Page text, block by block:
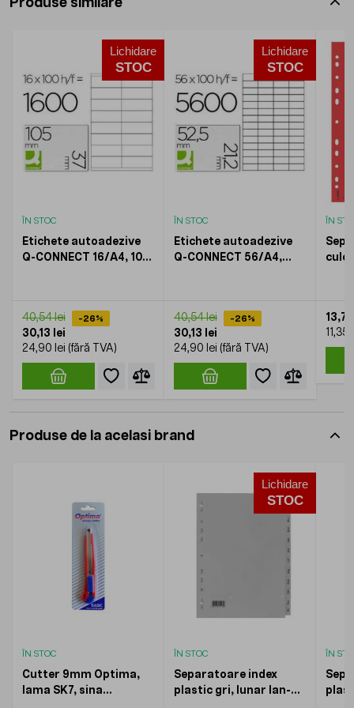
Produse similare
Lichidare
STOC
ÎN STOC
Etichete autoadezive
Q-CONNECT 16/A4, 105
40,54 lei -26%
30,13 lei
24,90 lei
Lichidare
STOC
ÎN STOC
Etichete autoadezive
Q-CONNECT 56/A4,
40,54 lei -26%
30,13 lei
24,90 lei
ÎN
11,35
Produse de la acelasi brand
ÎN STOC
Cutter 9mm Optima,
lama SK7, sina
Lichidare
STOC
ÎN STOC
Separatoare index
plastic gri, lunar Ian-
ÎN